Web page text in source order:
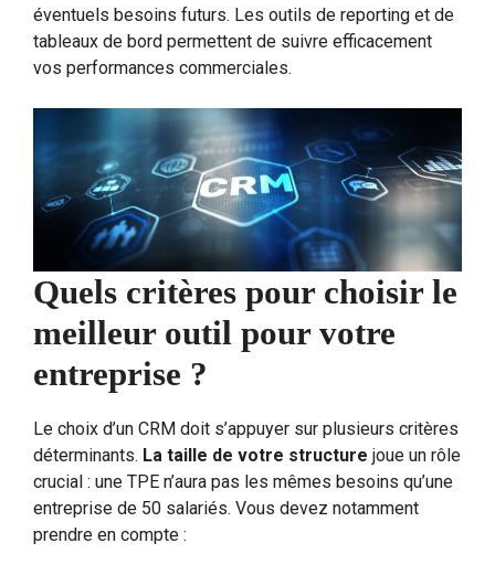
éventuels besoins futurs. Les outils de reporting et de
tableaux de bord permettent de suivre efficacement
vos performances commerciales.
Quels critères pour choisir le
meilleur outil pour votre
entreprise ?
Le choix d’un CRM doit s’appuyer sur plusieurs critères
déterminants. La taille de votre structure joue un rôle
crucial : une TPE n’aura pas les mêmes besoins qu’une
entreprise de 50 salariés. Vous devez notamment
prendre en compte :